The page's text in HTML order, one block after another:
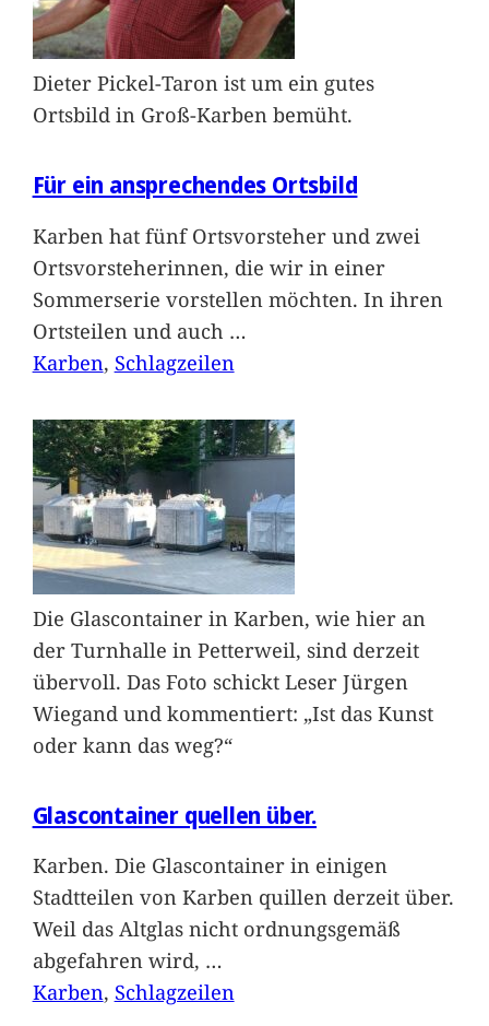
Dieter Pickel-Taron ist um ein gutes
Ortsbild in Groß-Karben bemüht.
Für ein ansprechendes Ortsbild
Karben hat fünf Ortsvorsteher und zwei
Ortsvorsteherinnen, die wir in einer
Sommerserie vorstellen möchten. In ihren
Ortsteilen und auch …
Karben, Schlagzeilen
Die Glascontainer in Karben, wie hier an
der Turnhalle in Petterweil, sind derzeit
übervoll. Das Foto schickt Leser Jürgen
Wiegand und kommentiert: „Ist das Kunst
oder kann das weg?“
Glascontainer quellen über.
Karben. Die Glascontainer in einigen
Stadtteilen von Karben quillen derzeit über.
Weil das Altglas nicht ordnungsgemäß
abgefahren wird, …
Karben, Schlagzeilen